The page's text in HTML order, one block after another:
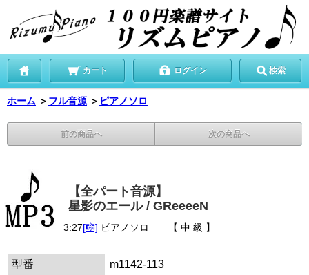
カート ログイン 検索
ホーム ＞ フル音源 ＞ ピアノソロ
前の商品へ 次の商品へ
【全パート音源】
星影のエール / GReeeeN
3:27[🎼] ピアノソロ 【 中 級 】
型番
m1142-113